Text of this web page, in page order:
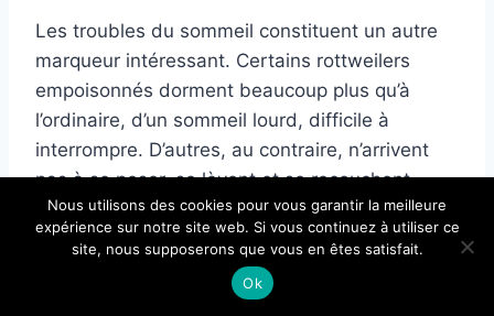
Les troubles du sommeil constituent un autre
marqueur intéressant. Certains rottweilers
empoisonnés dorment beaucoup plus qu’à
l’ordinaire, d’un sommeil lourd, difficile à
interrompre. D’autres, au contraire, n’arrivent
pas à se poser, se lèvent et se recouchent
toute la nuit, haletants. Quand cette agitation
nocturne se combine à un manque d’appétit et
diurne, le tableau prend une
Nous utilisons des cookies pour vous garantir la meilleure
expérience sur notre site web. Si vous continuez à utiliser ce
site, nous supposerons que vous en êtes satisfait.
Ok